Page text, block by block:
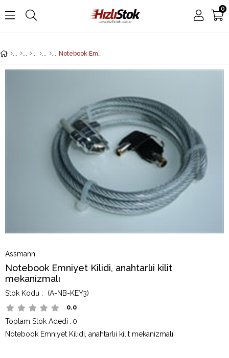
0
Notebook Emniyet Kilidi, anahtarlıi kilit mekanizmalı
Assmann
Notebook Emniyet Kilidi, anahtarlıi kilit
mekanizmalı
(A-NB-KEY3)
0.0
Toplam Stok Adedi : 0
Notebook Emniyet Kilidi, anahtarlıi kilit mekanizmalı